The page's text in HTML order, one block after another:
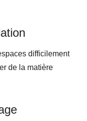
difficilement
de la matière